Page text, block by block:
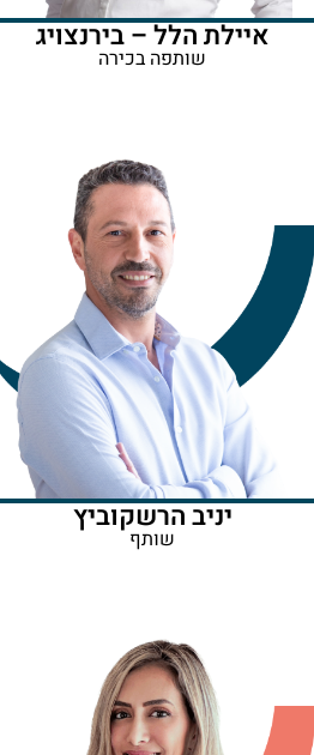
איילת הלל – בירנצויג
שותפה בכירה
יניב הרשקוביץ
שותף